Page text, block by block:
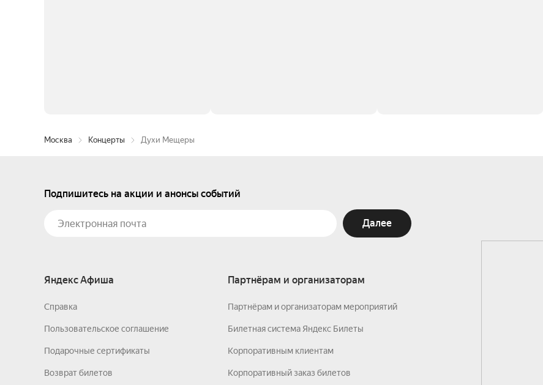
Москва Концерты Духи Мещеры
Подпишитесь на акции и анонсы событий
Далее
Яндекс Афиша
Справка
Пользовательское соглашение
Подарочные сертификаты
Возврат билетов
Партнёрам и организаторам
Партнёрам и организаторам мероприятий
Билетная система Яндекс Билеты
Корпоративным клиентам
Корпоративный заказ билетов